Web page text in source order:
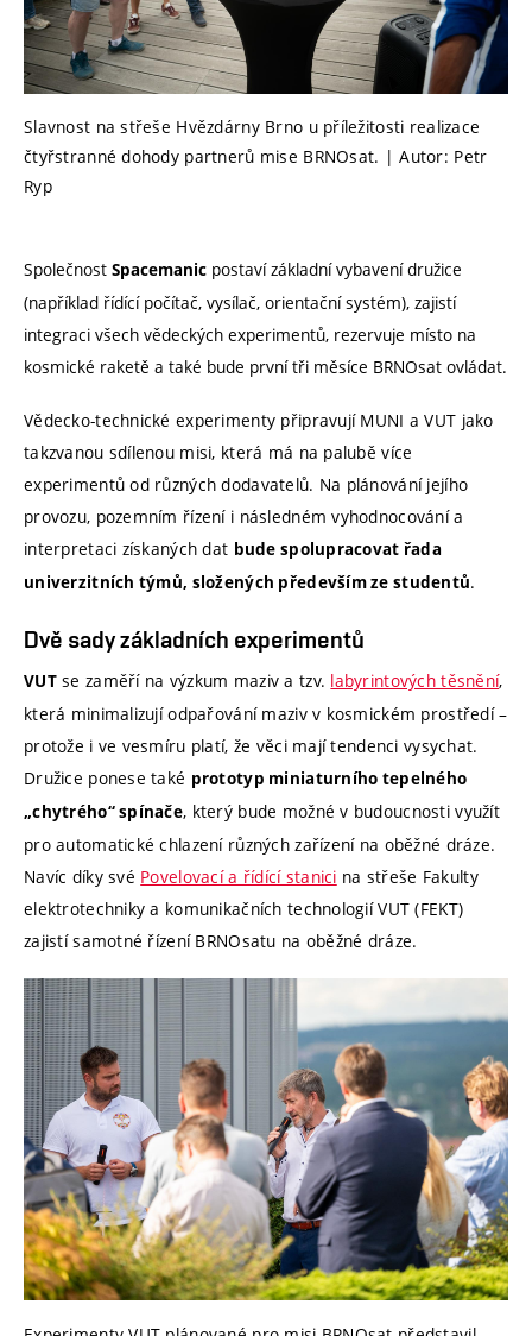
Slavnost na střeše Hvězdárny Brno u příležitosti realizace
čtyřstranné dohody partnerů mise BRNOsat. | Autor: Petr
Ryp
Společnost Spacemanic postaví základní vybavení družice
(například řídící počítač, vysílač, orientační systém), zajistí
integraci všech vědeckých experimentů, rezervuje místo na
kosmické raketě a také bude první tři měsíce BRNOsat ovládat.
Vědecko-technické experimenty připravují MUNI a VUT jako
takzvanou sdílenou misi, která má na palubě více
experimentů od různých dodavatelů. Na plánování jejího
provozu, pozemním řízení i následném vyhodnocování a
interpretaci získaných dat bude spolupracovat řada
univerzitních týmů, složených především ze studentů.
Dvě sady základních experimentů
VUTse zaměří na výzkum maziv a tzv. labyrintových těsnění,
která minimalizují odpařování maziv v kosmickém prostředí –
protože i ve vesmíru platí, že věci mají tendenci vysychat.
Družice ponese také prototyp miniaturního tepelného
„chytrého“ spínače, který bude možné v budoucnosti využít
pro automatické chlazení různých zařízení na oběžné dráze.
Navíc díky své Povelovací a řídící stanici na střeše Fakulty
elektrotechniky a komunikačních technologií VUT (FEKT)
zajistí samotné řízení BRNOsatu na oběžné dráze.